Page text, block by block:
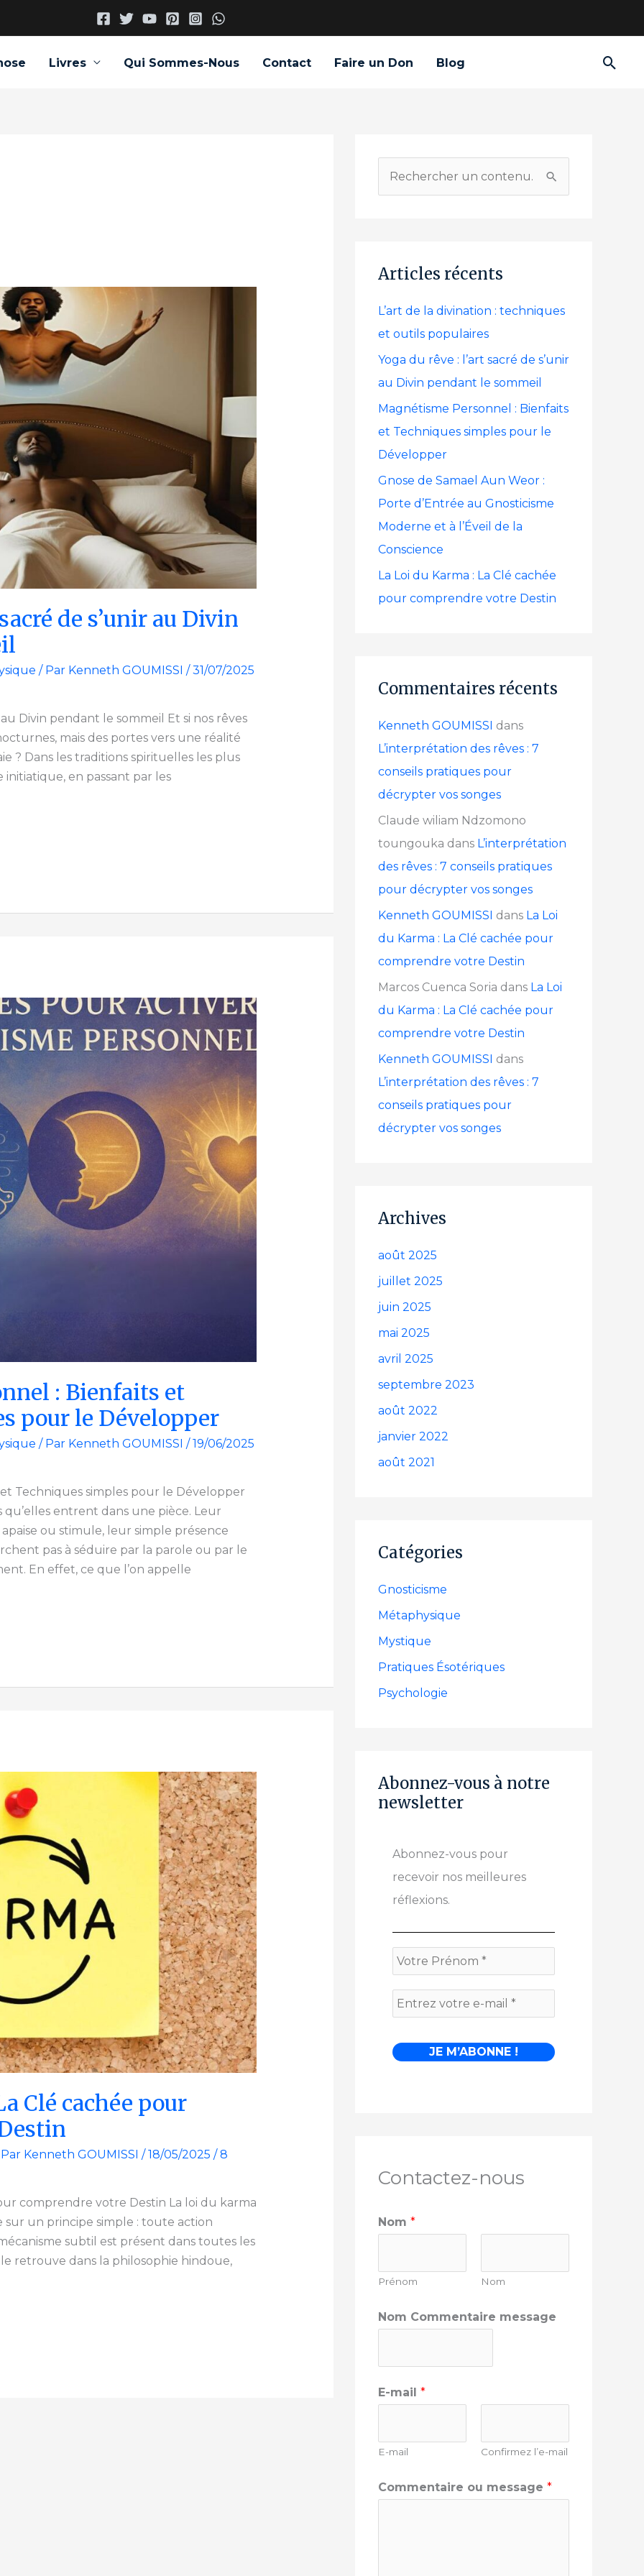
Livres Qui Sommes-Nous Contact Faire un Don Blog
de s’unir au Divin
/ Par Kenneth GOUMISSI /31/07/2025
Divin pendant le sommeil Et si nos rêves
mais des portes vers une réalité
? Dans les traditions spirituelles les plus
initiatique, en passant par les
: Bienfaits et
pour le Développer
/ Par Kenneth GOUMISSI /19/06/2025
Techniques simples pour le Développer
qu’elles entrent dans une pièce. Leur
ou stimule, leur simple présence
pas à séduire par la parole ou par le
En effet, ce que l’on appelle
Clé cachée pour
Kenneth GOUMISSI /18/05/2025 /8
comprendre votre Destin La loi du karma
sur un principe simple : toute action
subtil est présent dans toutes les
retrouve dans la philosophie hindoue,
e
c
h
e
r
:
Articles récents
L’art de la divination : techniques
et outils populaires
Yoga du rêve : l’art sacré de s’unir
au Divin pendant le sommeil
Magnétisme Personnel : Bienfaits
et Techniques simples pour le
Développer
Gnose de Samael Aun Weor :
Porte d’Entrée au Gnosticisme
Moderne et à l’Éveil de la
Conscience
La Loi du Karma : La Clé cachée
pour comprendre votre Destin
Commentaires récents
Kenneth GOUMISSI dans
L’interprétation des rêves : 7
conseils pratiques pour
décrypter vos songes
Claude wiliam Ndzomono
toungouka dans L’interprétation
des rêves : 7 conseils pratiques
pour décrypter vos songes
Kenneth GOUMISSI dans La Loi
du Karma : La Clé cachée pour
comprendre votre Destin
Marcos Cuenca Soria dans La Loi
du Karma : La Clé cachée pour
comprendre votre Destin
Kenneth GOUMISSI dans
L’interprétation des rêves : 7
conseils pratiques pour
décrypter vos songes
Archives
août 2025
juillet 2025
juin 2025
mai 2025
avril 2025
septembre 2023
août 2022
janvier 2022
août 2021
Catégories
Gnosticisme
Métaphysique
Mystique
Pratiques Ésotériques
Psychologie
Abonnez-vous à notre
newsletter
Abonnez-vous pour
recevoir nos meilleures
réflexions.
Contactez-nous
Nom *
Prénom Nom
Nom Commentaire message
E-mail *
E-mail Confirmez l’e-mail
Commentaire ou message *